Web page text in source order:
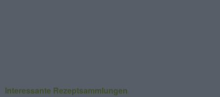
Interessante Rezeptsammlungen